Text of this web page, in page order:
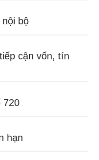
bộ
cận vốn, tín
720
hạn